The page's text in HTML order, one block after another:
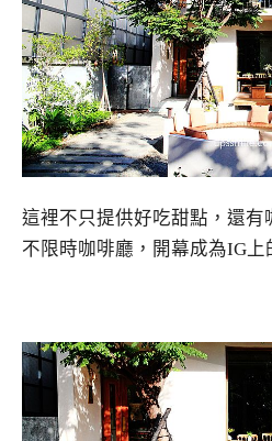
這裡不只提供好吃甜點，還有
不限時咖啡廳，開幕成為IG上